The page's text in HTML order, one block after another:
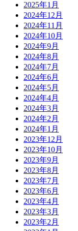
2025年1月
2024年12月
2024年11月
2024年10月
2024年9月
2024年8月
2024年7月
2024年6月
2024年5月
2024年4月
2024年3月
2024年2月
2024年1月
2023年12月
2023年10月
2023年9月
2023年8月
2023年7月
2023年6月
2023年4月
2023年3月
2023年2月